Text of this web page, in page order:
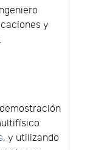
y
, y utilizando